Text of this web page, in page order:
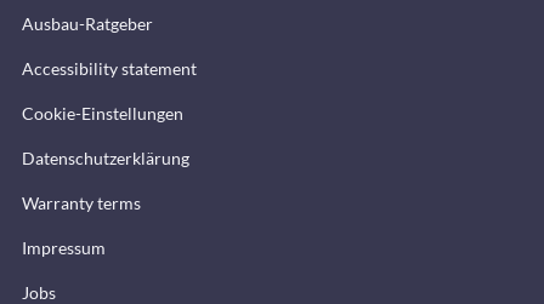
Ausbau-Ratgeber
Accessibility statement
Cookie-Einstellungen
Datenschutzerklärung
Warranty terms
Impressum
Jobs